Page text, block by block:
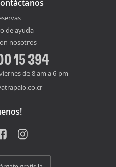
de ayuda
nosotros
15 394
de 8 am a 6 pm